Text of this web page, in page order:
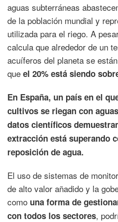
aguas subterráneas
de la población mundial y
utilizada para el riego. A
calcula que alrededor de un
acuíferos del planeta se
que el 20% está siendo
En España, un país en el
cultivos se riegan con
datos científicos
extracción está superando
reposición de agua.
El uso de sistemas de
de alto valor añadido y la
como una forma de
con todos los sectores,